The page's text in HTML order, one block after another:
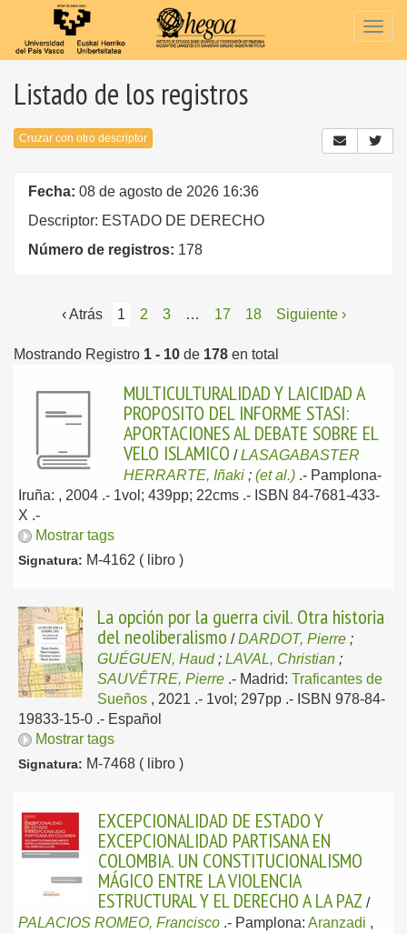
Listado de los registros
Cruzar con otro descriptor
Fecha: 08 de agosto de 2026 16:36
Descriptor: ESTADO DE DERECHO
Número de registros: 178
‹ Atrás 1 2 3 … 17 18 Siguiente ›
Mostrando Registro 1 - 10 de 178 en total
MULTICULTURALIDAD Y LAICIDAD A
PROPOSITO DEL INFORME STASI:
APORTACIONES AL DEBATE SOBRE EL
VELO ISLAMICO /LASAGABASTER
HERRARTE, Iñaki ; (et al.) .- Pamplona-
Iruña: , 2004 .- 1vol; 439pp; 22cms .- ISBN 84-7681-433-
X .-
Mostrar tags
Signatura: M-4162 ( libro )
La opción por la guerra civil. Otra historia
del neoliberalismo /DARDOT, Pierre ;
GUÉGUEN, Haud; LAVAL, Christian ;
SAUVÊTRE, Pierre .- Madrid: Traficantes de
Sueños , 2021 .- 1vol; 297pp .- ISBN 978-84-
19833-15-0 .- Español
Mostrar tags
Signatura: M-7468 ( libro )
EXCEPCIONALIDAD DE ESTADO Y
EXCEPCIONALIDAD PARTISANA EN
COLOMBIA. UN CONSTITUCIONALISMO
MÁGICO ENTRE LA VIOLENCIA
ESTRUCTURAL Y EL DERECHO A LA PAZ /
PALACIOS ROMEO, Francisco .- Pamplona: Aranzadi ,